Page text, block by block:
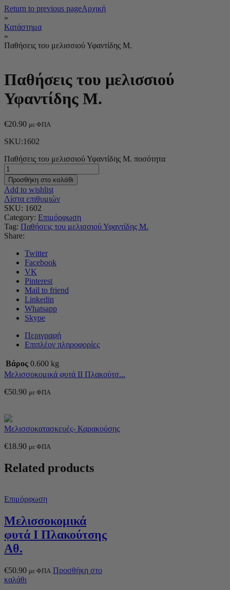
Return to previous pageΑρχική
»
Κατάστημα
»
Παθήσεις του μελισσιού Υφαντίδης Μ.
Παθήσεις του μελισσιού
Υφαντίδης Μ.
€20.90 με ΦΠΑ
SKU:1602
Παθήσεις του μελισσιού Υφαντίδης Μ. ποσότητα
Προσθήκη στο καλάθι
Add to wishlist
Λίστα επιθυμιών
SKU: 1602
Category: Επιμόρφωση
Tag: Παθήσεις του μελισσιού Υφαντίδης Μ.
Share:
Twitter
Facebook
VK
Pinterest
Mail to friend
Linkedin
Whatsapp
Skype
Περιγραφή
Επιπλέον πληροφορίες
Βάρος 0.600 kg
Μελισσοκομικά φυτά ΙΙ Πλακούτσ...
€50.90 με ΦΠΑ
Μελισσοκατασκευές- Καρακούσης
€18.90 με ΦΠΑ
Related products
Επιμόρφωση
Μελισσοκομικά
φυτά Ι Πλακούτσης
Αθ.
€50.90 με ΦΠΑ Προσθήκη στο
καλάθι